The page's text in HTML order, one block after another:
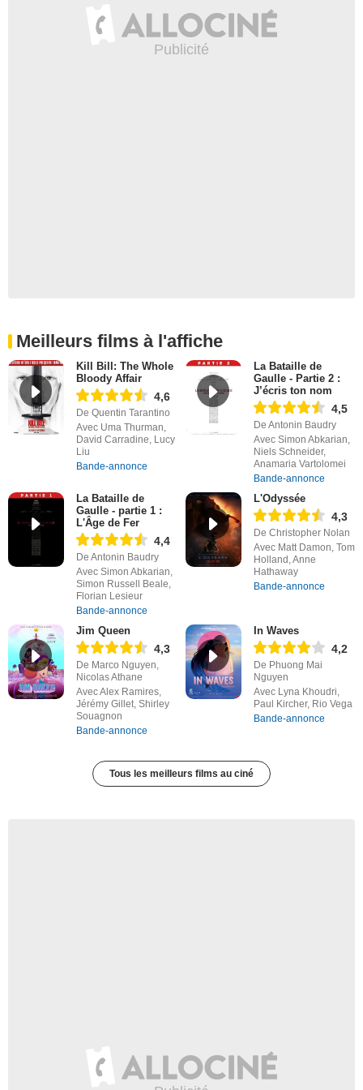
Meilleurs films à l'affiche
Kill Bill: The Whole
Bloody Affair
4,6
De Quentin Tarantino
Avec Uma Thurman,
David Carradine, Lucy
Liu
Bande-annonce
La Bataille de
Gaulle - Partie 2 :
J’écris ton nom
4,5
De Antonin Baudry
Avec Simon Abkarian,
Niels Schneider,
Anamaria Vartolomei
Bande-annonce
La Bataille de
Gaulle - partie 1 :
L'Âge de Fer
4,4
De Antonin Baudry
Avec Simon Abkarian,
Simon Russell Beale,
Florian Lesieur
Bande-annonce
L'Odyssée
4,3
De Christopher Nolan
Avec Matt Damon, Tom
Holland, Anne
Hathaway
Bande-annonce
Jim Queen
4,3
De Marco Nguyen,
Nicolas Athane
Avec Alex Ramires,
Jérémy Gillet, Shirley
Souagnon
Bande-annonce
In Waves
4,2
De Phuong Mai
Nguyen
Avec Lyna Khoudri,
Paul Kircher, Rio Vega
Bande-annonce
Tous les meilleurs films au ciné